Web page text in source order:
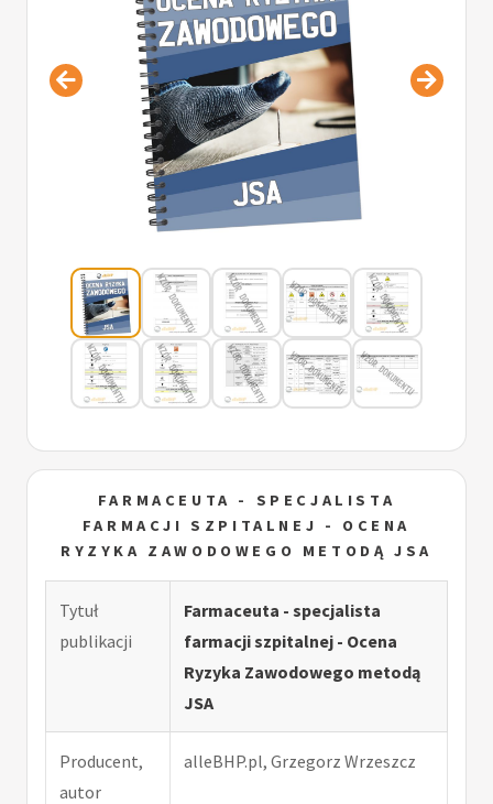
FARMACEUTA - SPECJALISTA
FARMACJI SZPITALNEJ - OCENA
RYZYKA ZAWODOWEGO METODĄ JSA
Tytuł
publikacji
Farmaceuta - specjalista
farmacji szpitalnej - Ocena
Ryzyka Zawodowego metodą
JSA
Producent,
autor
alleBHP.pl, Grzegorz Wrzeszcz